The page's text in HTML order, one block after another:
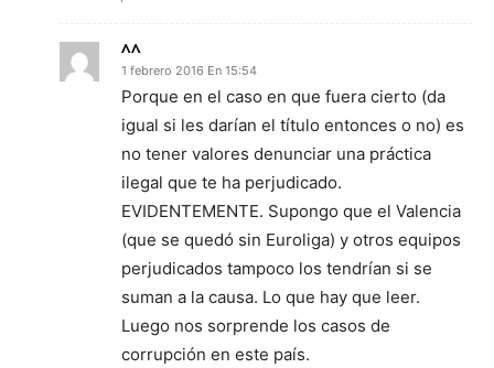
^^
1 febrero 2016 En 15:54
Porque en el caso en que fuera cierto (da
igual si les darían el título entonces o no) es
no tener valores denunciar una práctica
ilegal que te ha perjudicado.
EVIDENTEMENTE. Supongo que el Valencia
(que se quedó sin Euroliga) y otros equipos
perjudicados tampoco los tendrían si se
suman a la causa. Lo que hay que leer.
Luego nos sorprende los casos de
corrupción en este país.